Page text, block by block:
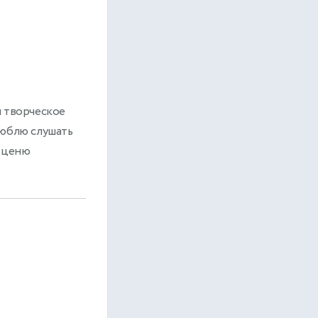
слушать
ценю